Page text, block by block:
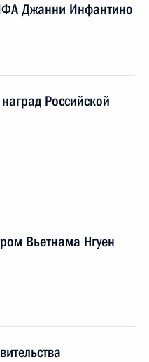
Джанни Инфантино
Российской
Вьетнама Нгуен